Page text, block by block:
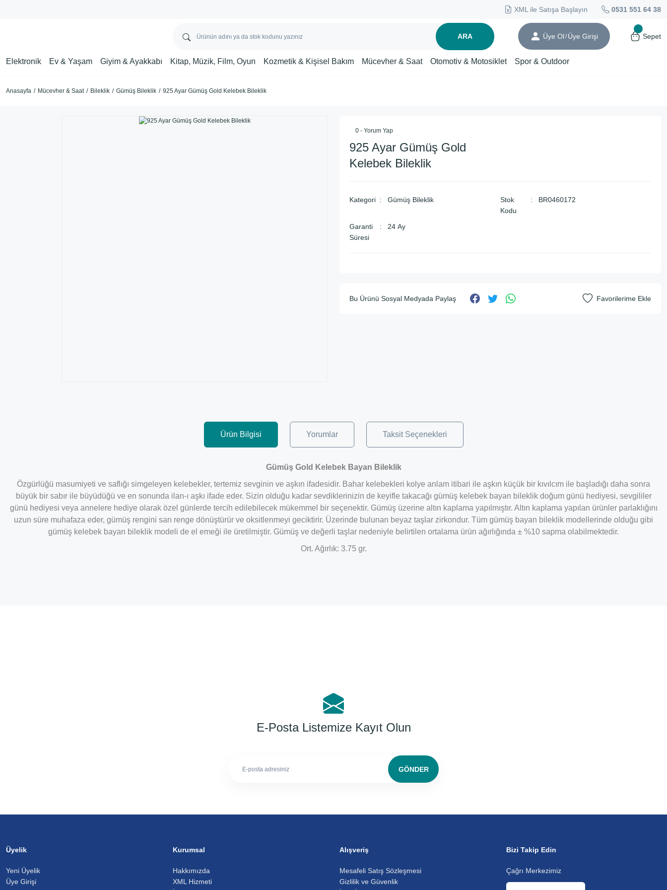
XML ile Satışa Başlayın 0531 551 64 38
ARA Üye Ol/ Üye Girişi Sepet
Elektronik Ev & Yaşam Giyim & Ayakkabı Kitap, Müzik, Film, Oyun Kozmetik & Kişisel Bakım Mücevher & Saat Otomotiv & Motosiklet Spor & Outdoor
Anasayfa Mücevher & Saat Bileklik Gümüş Bileklik 925 Ayar Gümüş Gold Kelebek Bileklik
0 - Yorum Yap
925 Ayar Gümüş Gold
Kelebek Bileklik
Kategori Gümüş Bileklik
Stok
Kodu
BR0460172
Garanti
Süresi
24 Ay
Bu Ürünü Sosyal Medyada Paylaş
Ürün Bilgisi Yorumlar Taksit Seçenekleri
Gümüş Gold Kelebek Bayan Bileklik
Özgürlüğü masumiyeti ve saflığı simgeleyen kelebekler, tertemiz sevginin ve aşkın ifadesidir. Bahar kelebekleri kolye anlam itibari ile aşkın küçük bir kıvılcım ile başladığı daha sonra
büyük bir sabır ile büyüdüğü ve en sonunda ilan-ı aşkı ifade eder. Sizin olduğu kadar sevdiklerinizin de keyifle takacağı gümüş kelebek bayan bileklik doğum günü hediyesi, sevgililer
günü hediyesi veya annelere hediye olarak özel günlerde tercih edilebilecek mükemmel bir seçenektir. Gümüş üzerine altın kaplama yapılmıştır. Altın kaplama yapılan ürünler parlaklığını
uzun süre muhafaza eder, gümüş rengini sarı renge dönüştürür ve oksitlenmeyi geciktirir. Üzerinde bulunan beyaz taşlar zirkondur. Tüm gümüş bayan bileklik modellerinde olduğu gibi
gümüş kelebek bayan bileklik modeli de el emeği ile üretilmiştir. Gümüş ve değerli taşlar nedeniyle belirtilen ortalama ürün ağırlığında ± %10 sapma olabilmektedir.
Ort. Ağırlık: 3.75 gr.
E-Posta Listemize Kayıt Olun
GÖNDER
Üyelik
Yeni Üyelik
Üye Girişi
Kurumsal
Hakkımızda
XML Hizmeti
Alışveriş
Mesafeli Satış Sözleşmesi
Gizlilik ve Güvenlik
Bizi Takip Edin
Çağrı Merkezimiz